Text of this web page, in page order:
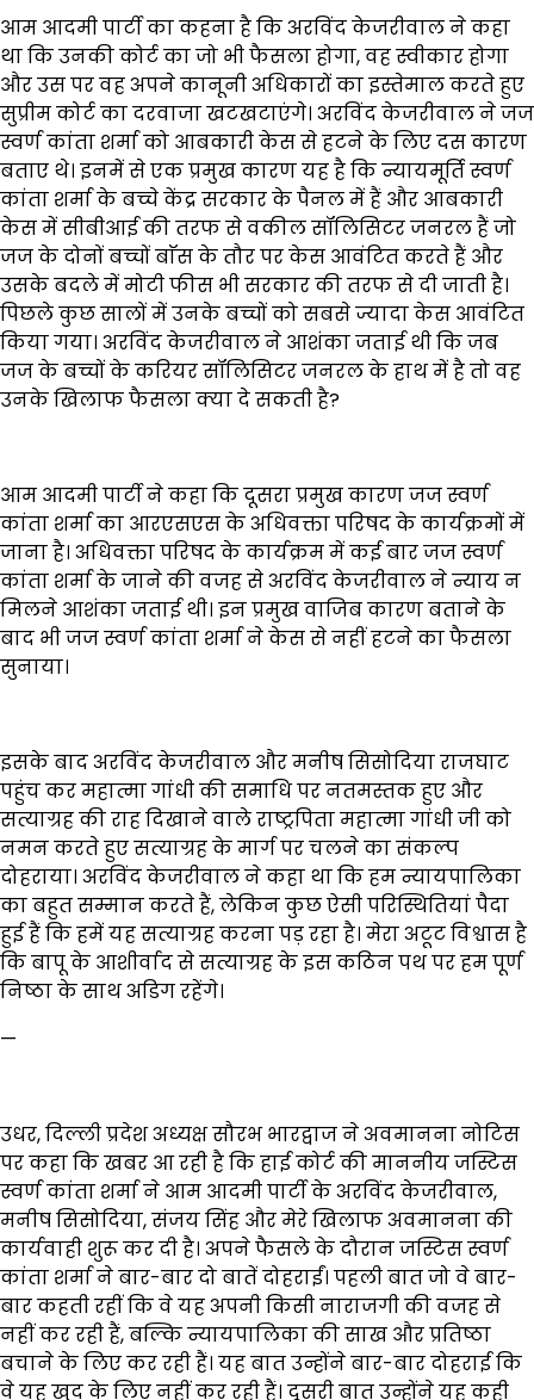
आम आदमी पार्टी का कहना है कि अरविंद केजरीवाल ने कहा
था कि उनकी कोर्ट का जो भी फैसला होगा, वह स्वीकार होगा
और उस पर वह अपने कानूनी अधिकारों का इस्तेमाल करते हुए
सुप्रीम कोर्ट का दरवाजा खटखटाएंगे। अरविंद केजरीवाल ने जज
स्वर्ण कांता शर्मा को आबकारी केस से हटने के लिए दस कारण
बताए थे। इनमें से एक प्रमुख कारण यह है कि न्यायमूर्ति स्वर्ण
कांता शर्मा के बच्चे केंद्र सरकार के पैनल में हैं और आबकारी
केस में सीबीआई की तरफ से वकील सॉलिसिटर जनरल हैं जो
जज के दोनों बच्चों बाॅस के तौर पर केस आवंटित करते हैं और
उसके बदले में मोटी फीस भी सरकार की तरफ से दी जाती है।
पिछले कुछ सालों में उनके बच्चों को सबसे ज्यादा केस आवंटित
किया गया। अरविंद केजरीवाल ने आशंका जताई थी कि जब
जज के बच्चों के करियर सॉलिसिटर जनरल के हाथ में है तो वह
उनके खिलाफ फैसला क्या दे सकती है?
आम आदमी पार्टी ने कहा कि दूसरा प्रमुख कारण जज स्वर्ण
कांता शर्मा का आरएसएस के अधिवक्ता परिषद के कार्यक्रमों में
जाना है। अधिवक्ता परिषद के कार्यक्रम में कई बार जज स्वर्ण
कांता शर्मा के जाने की वजह से अरविंद केजरीवाल ने न्याय न
मिलने आशंका जताई थी। इन प्रमुख वाजिब कारण बताने के
बाद भी जज स्वर्ण कांता शर्मा ने केस से नहीं हटने का फैसला
सुनाया।
इसके बाद अरविंद केजरीवाल और मनीष सिसोदिया राजघाट
पहुंच कर महात्मा गांधी की समाधि पर नतमस्तक हुए और
सत्याग्रह की राह दिखाने वाले राष्ट्रपिता महात्मा गांधी जी को
नमन करते हुए सत्याग्रह के मार्ग पर चलने का संकल्प
दोहराया। अरविंद केजरीवाल ने कहा था कि हम न्यायपालिका
का बहुत सम्मान करते हैं, लेकिन कुछ ऐसी परिस्थितियां पैदा
हुई हैं कि हमें यह सत्याग्रह करना पड़ रहा है। मेरा अटूट विश्वास है
कि बापू के आशीर्वाद से सत्याग्रह के इस कठिन पथ पर हम पूर्ण
निष्ठा के साथ अडिग रहेंगे।
—
उधर, दिल्ली प्रदेश अध्यक्ष सौरभ भारद्वाज ने अवमानना नोटिस
पर कहा कि खबर आ रही है कि हाई कोर्ट की माननीय जस्टिस
स्वर्ण कांता शर्मा ने आम आदमी पार्टी के अरविंद केजरीवाल,
मनीष सिसोदिया, संजय सिंह और मेरे खिलाफ अवमानना की
कार्यवाही शुरू कर दी है। अपने फैसले के दौरान जस्टिस स्वर्ण
कांता शर्मा ने बार-बार दो बातें दोहराईं। पहली बात जो वे बार-
बार कहती रहीं कि वे यह अपनी किसी नाराजगी की वजह से
नहीं कर रही हैं, बल्कि न्यायपालिका की साख और प्रतिष्ठा
बचाने के लिए कर रही हैं। यह बात उन्होंने बार-बार दोहराई कि
वे यह खुद के लिए नहीं कर रही हैं। दूसरी बात उन्होंने यह कही